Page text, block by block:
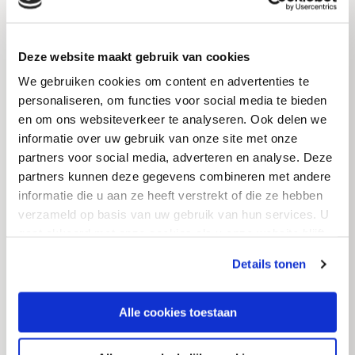
Deze website maakt gebruik van cookies
We gebruiken cookies om content en advertenties te
personaliseren, om functies voor social media te bieden
en om ons websiteverkeer te analyseren. Ook delen we
informatie over uw gebruik van onze site met onze
partners voor social media, adverteren en analyse. Deze
partners kunnen deze gegevens combineren met andere
informatie die u aan ze heeft verstrekt of die ze hebben
verzameld op basis van uw gebruik van hun services. U
Details tonen
Alle cookies toestaan
Royal Avebe presenteert
geïntegreerd jaarverslag
2024/2025 en blikt vooruit op
uitdagingen in de
aardappelmarkt
Read more
Start aardappelcampagne
2025: eerste aardappelen